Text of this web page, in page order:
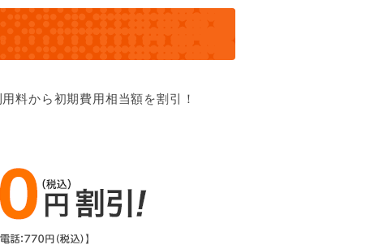
料から初期費用相当額を割引！